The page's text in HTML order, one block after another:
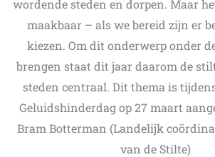
wordende steden en dorpen. Maar
maakbaar – als we bereid zijn er
kiezen. Om dit onderwerp onder
brengen staat dit jaar daarom de
steden centraal. Dit thema is
Geluidshinderdag op 27 maart
Bram Botterman (Landelijk
van de Stilte)